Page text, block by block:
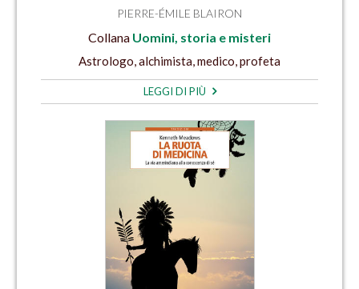
PIERRE-ÉMILE BLAIRON
Collana Uomini, storia e misteri
Astrologo, alchimista, medico, profeta
LEGGI DI PIÙ